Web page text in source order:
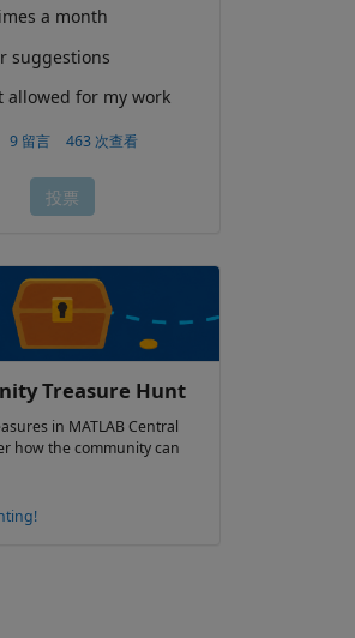
Treasure Hunt
in MATLAB Central
how the community can